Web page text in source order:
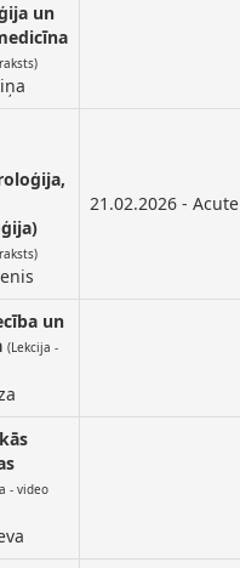
un
21.02.2026 -
un
(Lekcija -
- video